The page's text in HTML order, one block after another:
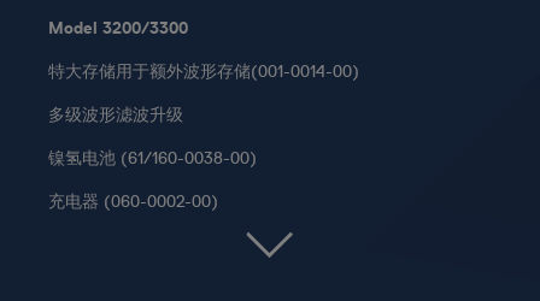
Model 3200/3300
特大存储用于额外波形存储(001-0014-00)
多级波形滤波升级
镍氢电池 (61/160-0038-00)
充电器 (060-0002-00)